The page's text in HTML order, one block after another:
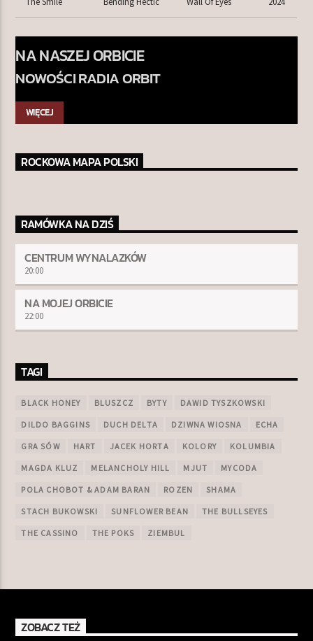
NA NASZEJ ORBICIE
NOWOŚCI RADIA ORBIT
WIĘCEJ
ROCKOWA MAPA POLSKI
RAMÓWKA NA DZIŚ
CENTRUM WYNALAZKÓW
20:00
NA MOJEJ ORBICIE
22:00
TAGI
BLACK HONEY BLUSZCZ BYTY DAWID TYSZKOWSKI
DILDO BAGGINS DUCH DELTA DZIWNA WIOSNA ECHA
GRA SÓW HART JACEK HORTA KOLORY KOLUMBIA
MAGDA KLUZ MELANCHOLY HILL MJUT MYCODA
POLA CHOBOT & ADAM BARAN ROZEN SHAMA
STACH BUKOWSKI SUNFLOWER BEAN THE BULLSEYES
THE CASSINO THE POKS ZIEMBUL
ZOBACZ TEŻ